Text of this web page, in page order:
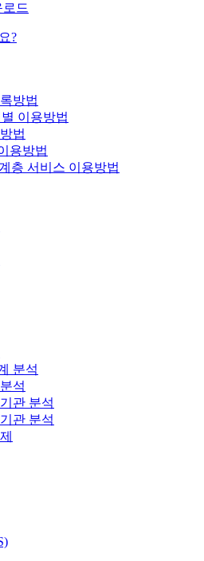
드
?
방법
이용방법
법
용방법
층 서비스 이용방법
분석
석
관 분석
관 분석